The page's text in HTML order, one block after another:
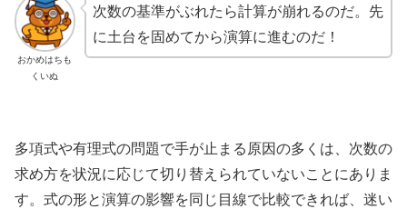
おかめはちも
くいぬ
次数の基準がぶれたら計算が崩れるのだ。先
に土台を固めてから演算に進むのだ！
多項式や有理式の問題で手が止まる原因の多くは、次数の
求め方を状況に応じて切り替えられていないことにありま
す。式の形と演算の影響を同じ目線で比較できれば、迷い